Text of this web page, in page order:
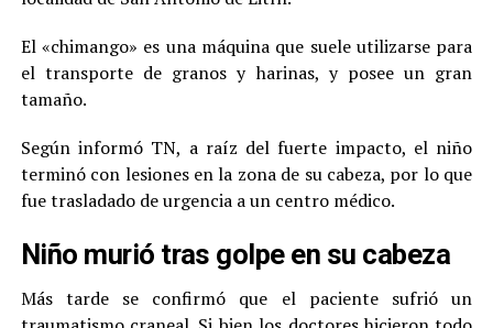
El «chimango» es una máquina que suele utilizarse para
el transporte de granos y harinas, y posee un gran
tamaño.
Según informó TN, a raíz del fuerte impacto, el niño
terminó con lesiones en la zona de su cabeza, por lo que
fue trasladado de urgencia a un centro médico.
Niño murió tras golpe en su cabeza
Más tarde se confirmó que el paciente sufrió un